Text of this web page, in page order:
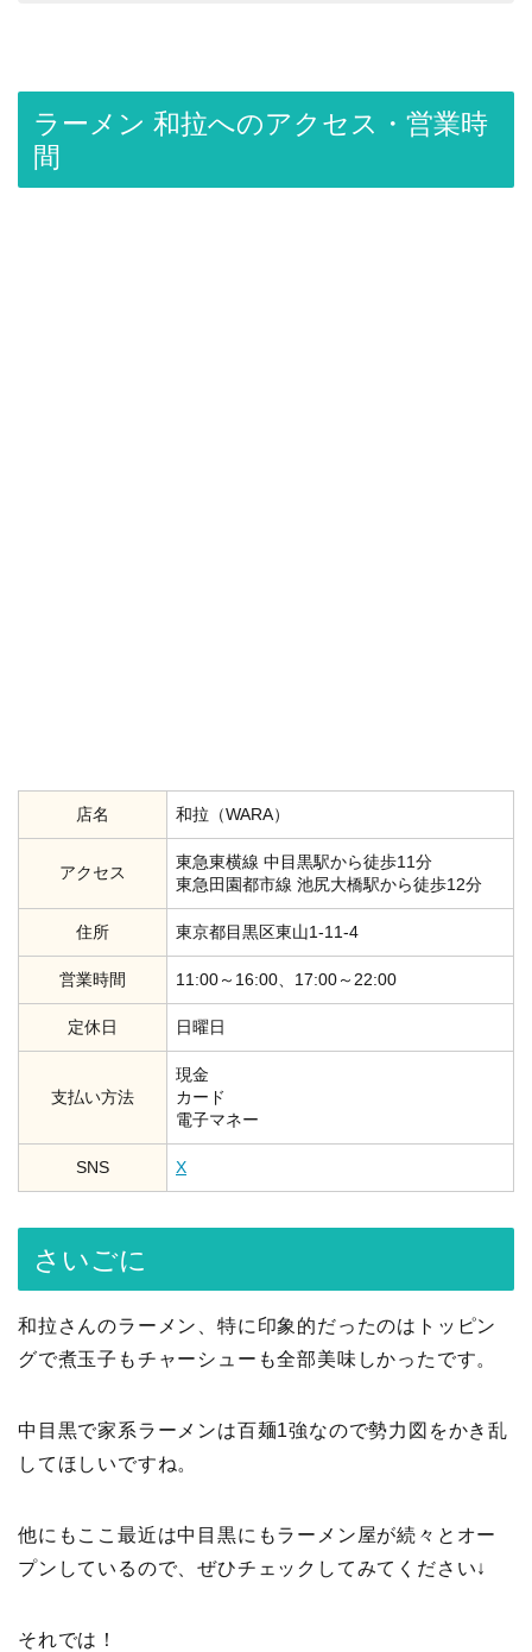
ラーメン 和拉へのアクセス・営業時
間
店名 和拉（WARA）
アクセス
東急東横線 中目黒駅から徒歩11分
東急田園都市線 池尻大橋駅から徒歩12分
住所 東京都目黒区東山1-11-4
営業時間 11:00～16:00、17:00～22:00
定休日 日曜日
支払い方法
現金
カード
電子マネー
SNS X
さいごに
和拉さんのラーメン、特に印象的だったのはトッピン
グで煮玉子もチャーシューも全部美味しかったです。
中目黒で家系ラーメンは百麺1強なので勢力図をかき乱
してほしいですね。
他にもここ最近は中目黒にもラーメン屋が続々とオー
プンしているので、ぜひチェックしてみてください↓
それでは！